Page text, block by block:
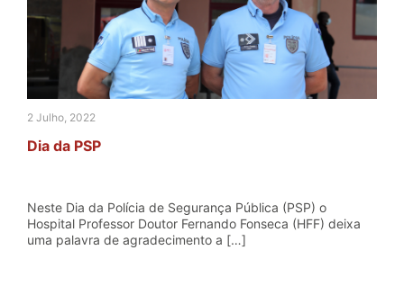
2 Julho, 2022
Dia da PSP
Neste Dia da Polícia de Segurança Pública (PSP) o
Hospital Professor Doutor Fernando Fonseca (HFF) deixa
uma palavra de agradecimento a […]